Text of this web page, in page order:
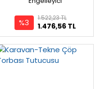
%3 1.476,56 TL
1.522,23 TL